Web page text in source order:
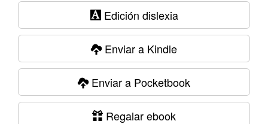
Edición dislexia
Enviar a Kindle
Enviar a Pocketbook
Regalar ebook